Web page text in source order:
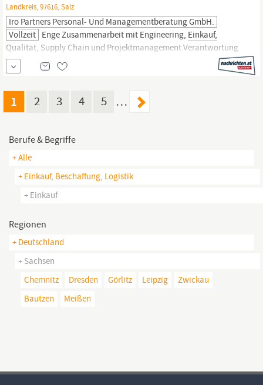
Landkreis, 97616, Salz
Iro Partners Personal- Und Managementberatung GmbH.
Vollzeit Enge Zusammenarbeit mit Engineering, Einkauf,
Qualität, Supply Chain und Projektmanagement Verantwortung
für Produktionsbudget, Investitionsplanung und
Kostenoptimierung Aufbau leistungsstarker Führungsteams
Verbesserung Ihre Qualifikation Technische Ausbildung (HTL, FH,
Universität)
1 2 3 4 5 …
Berufe & Begriffe
+ Alle
+ Einkauf, Beschaffung, Logistik
+ Einkauf
Regionen
+ Deutschland
+ Sachsen
Chemnitz
Dresden Görlitz Leipzig
Zwickau
Bautzen
Meißen